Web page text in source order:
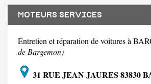
MOTEURS SERVICES
Entretien et réparation de voitures à
de Bargemon)
31 RUE JEAN JAURES 83830